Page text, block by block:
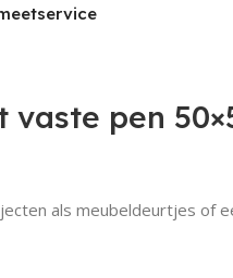
pen
als meubeldeurtjes of